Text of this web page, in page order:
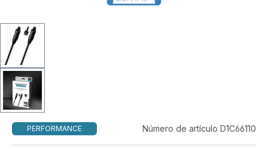
PERFORMANCE Número de artículo D1C66110